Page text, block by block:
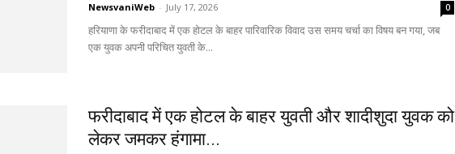
NewsvaniWeb - July 17, 2026 0
हरियाणा के फरीदाबाद में एक होटल के बाहर पारिवारिक विवाद उस समय चर्चा का विषय बन गया, जब
एक युवक अपनी परिचित युवती के...
फरीदाबाद में एक होटल के बाहर युवती और शादीशुदा युवक को
लेकर जमकर हंगामा...